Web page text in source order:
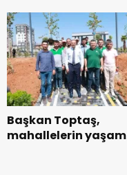
Başkan Toptaş,
mahallelerin yaşam